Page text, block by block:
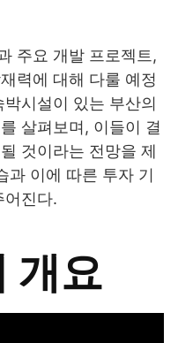
주요 개발 프로젝트,
력에 대해 다룰 예정
시설이 있는 부산의
살펴보며, 이들이 결
것이라는 전망을 제
과 이에 따른 투자 기
어진다.
개요